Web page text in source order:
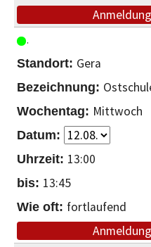
Anmeldung
Gera
Mittwoch
13:00
13:45
fortlaufend
Anmeldung